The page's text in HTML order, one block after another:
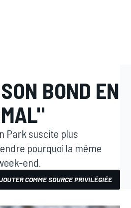
BOND EN
Park suscite plus
pourquoi la même
end.
COMME SOURCE PRIVILÉGIÉE